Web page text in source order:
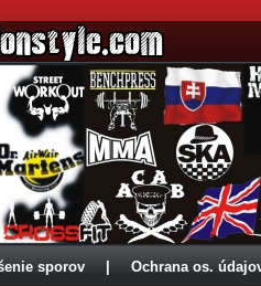
sporov Ochrana os.